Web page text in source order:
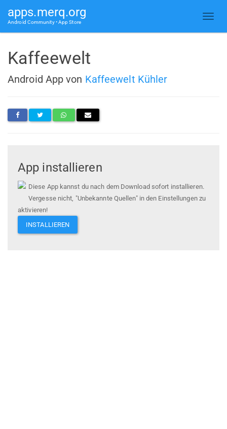
apps.merq.org
Android Community • App Store
Kaffeewelt
Android App von Kaffeewelt Kühler
App installieren
Diese App kannst du nach dem Download sofort installieren.
Vergesse nicht, "Unbekannte Quellen" in den Einstellungen zu
aktivieren!
INSTALLIEREN